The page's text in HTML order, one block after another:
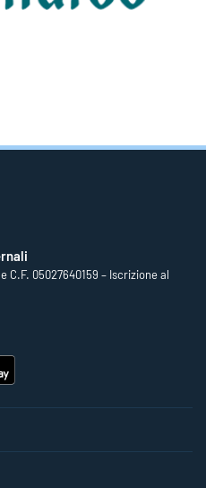
C.F. 05027640159 – Iscrizione al